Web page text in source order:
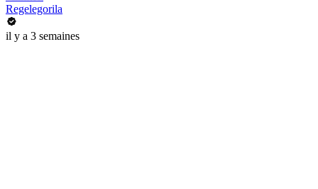
Regelegorila
il y a 3 semaines